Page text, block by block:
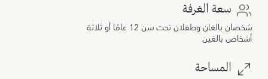
سعة الغرفة
شخصان بالغان وطفلان تحت سن 12 عامًا أو ثلاثة
أشخاص بالغين
المساحة